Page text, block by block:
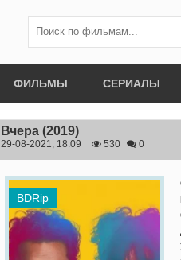
ФИЛЬМЫ СЕРИАЛЫ
Вчера (2019)
29-08-2021, 18:09 530 0
BDRip